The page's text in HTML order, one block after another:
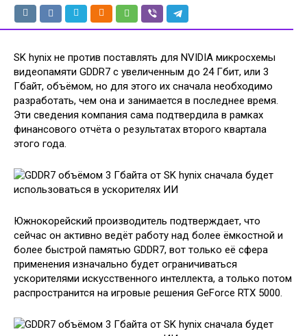
SK hynix не против поставлять для NVIDIA микросхемы
видеопамяти GDDR7 с увеличенным до 24 Гбит, или 3
Гбайт, объёмом, но для этого их сначала необходимо
разработать, чем она и занимается в последнее время.
Эти сведения компания сама подтвердила в рамках
финансового отчёта о результатах второго квартала
этого года.
Южнокорейский производитель подтверждает, что
сейчас он активно ведёт работу над более ёмкостной и
более быстрой памятью GDDR7, вот только её сфера
применения изначально будет ограничиваться
ускорителями искусственного интеллекта, а только потом
распространится на игровые решения GeForce RTX 5000.